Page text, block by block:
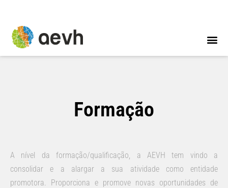
Formação
A nível da formação/qualificação, a AEVH tem vindo a
consolidar e a alargar a sua atividade como entidade
promotora. Proporciona e promove novas oportunidades de